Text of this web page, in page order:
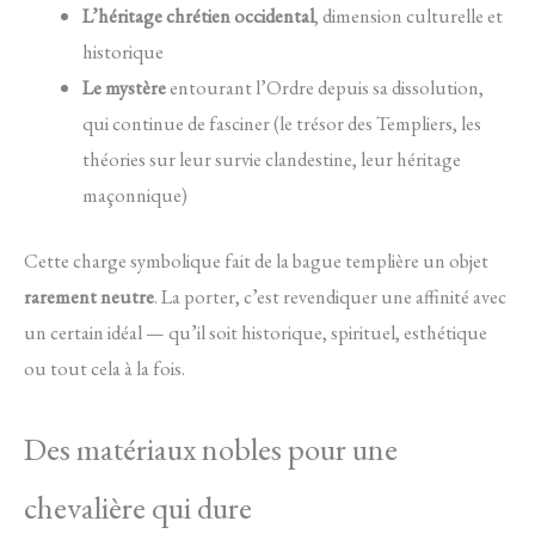
L’héritage chrétien occidental, dimension culturelle et
historique
Le mystèreentourant l’Ordre depuis sa dissolution,
qui continue de fasciner (le trésor des Templiers, les
théories sur leur survie clandestine, leur héritage
maçonnique)
Cette charge symbolique fait de la bague templière un objet
rarement neutre. La porter, c’est revendiquer une affinité avec
un certain idéal — qu’il soit historique, spirituel, esthétique
ou tout cela à la fois.
Des matériaux nobles pour une
chevalière qui dure